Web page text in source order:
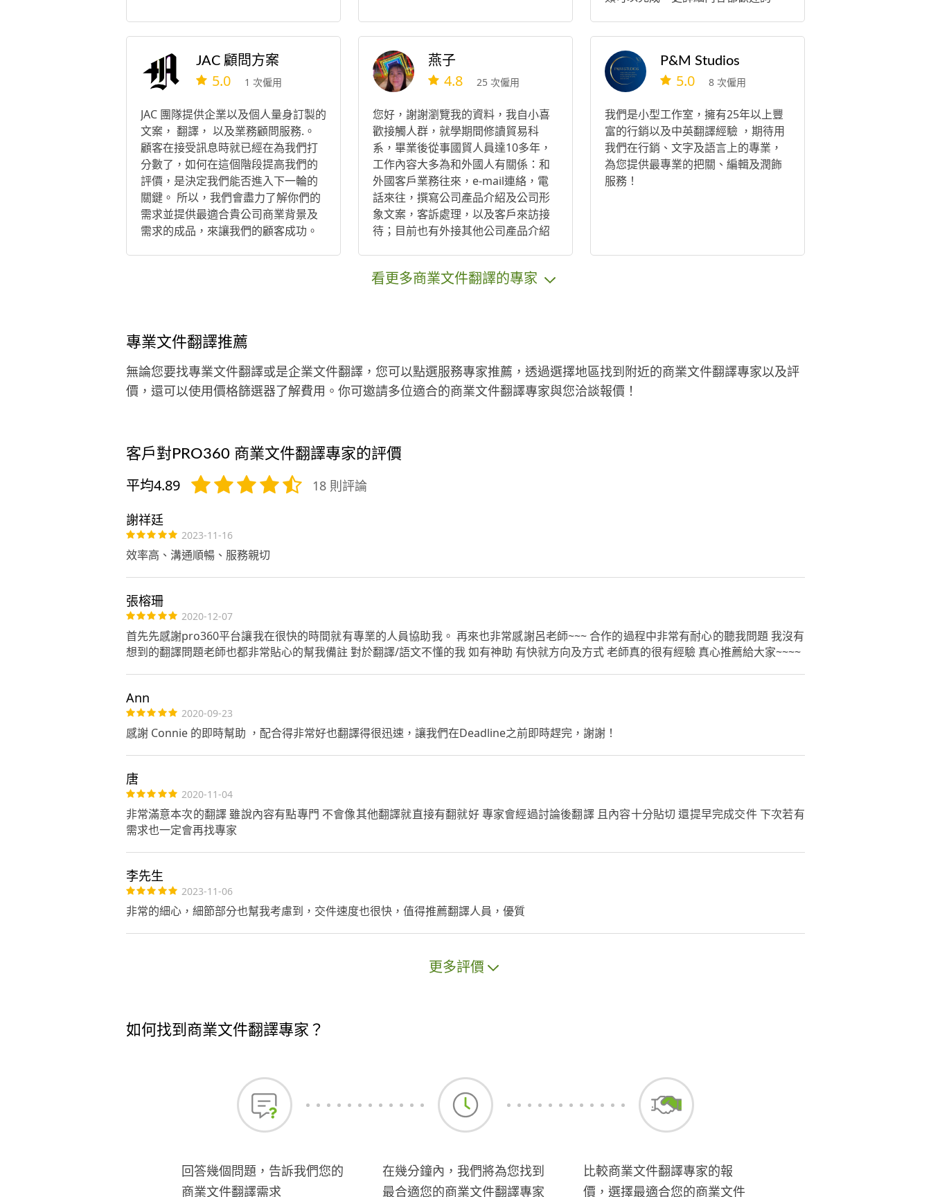
JAC 顧問方案
5.0 1 次僱用
JAC 團隊提供企業以及個人量身訂製的
文案， 翻譯， 以及業務顧問服務.。
顧客在接受訊息時就已經在為我們打
分數了，如何在這個階段提高我們的
評價，是決定我們能否進入下一輪的
關鍵。 所以，我們會盡力了解你們的
需求並提供最適合貴公司商業背景及
需求的成品，來讓我們的顧客成功。
燕子
4.8 25 次僱用
您好，謝謝瀏覽我的資料，我自小喜
歡接觸人群，就學期間修讀貿易科
系，畢業後從事國貿人員達10多年，
工作內容大多為和外國人有關係：和
外國客戶業務往來，e-mail連絡，電
話來往，撰寫公司產品介紹及公司形
象文案，客訴處理，以及客戶來訪接
待；目前也有外接其他公司產品介紹
拿到證照，希望能幫助到正在泌乳或
P&M Studios
5.0 8 次僱用
我們是小型工作室，擁有25年以上豐
富的行銷以及中英翻譯經驗 ，期待用
我們在行銷、文字及語言上的專業，
為您提供最專業的把關、編輯及潤飾
服務！
看更多商業文件翻譯的專家
專業文件翻譯推薦
無論您要找專業文件翻譯或是企業文件翻譯，您可以點選服務專家推薦，透過選擇地區找到附近的商業文件翻譯專家以及評
價，還可以使用價格篩選器了解費用。你可邀請多位適合的商業文件翻譯專家與您洽談報價！
客戶對PRO360 商業文件翻譯專家的評價
平均4.89 18 則評論
謝祥廷
2023-11-16
效率高、溝通順暢、服務親切
張榕珊
2020-12-07
首先先感謝pro360平台讓我在很快的時間就有專業的人員協助我。 再來也非常感謝呂老師~~~ 合作的過程中非常有耐心的聽我問題 我沒有
想到的翻譯問題老師也都非常貼心的幫我備註 對於翻譯/語文不懂的我 如有神助 有快就方向及方式 老師真的很有經驗 真心推薦給大家~~~~
Ann
2020-09-23
感謝 Connie 的即時幫助 ，配合得非常好也翻譯得很迅速，讓我們在Deadline之前即時趕完，謝謝！
唐
2020-11-04
非常滿意本次的翻譯 雖說內容有點專門 不會像其他翻譯就直接有翻就好 專家會經過討論後翻譯 且內容十分貼切 還提早完成交件 下次若有
需求也一定會再找專家
李先生
2023-11-06
非常的細心，細節部分也幫我考慮到，交件速度也很快，值得推薦翻譯人員，優質
更多評價
如何找到商業文件翻譯專家？
回答幾個問題，告訴我們您的
商業文件翻譯需求
在幾分鐘內，我們將為您找到
最合適您的商業文件翻譯專家
比較商業文件翻譯專家的報
價，選擇最適合您的商業文件